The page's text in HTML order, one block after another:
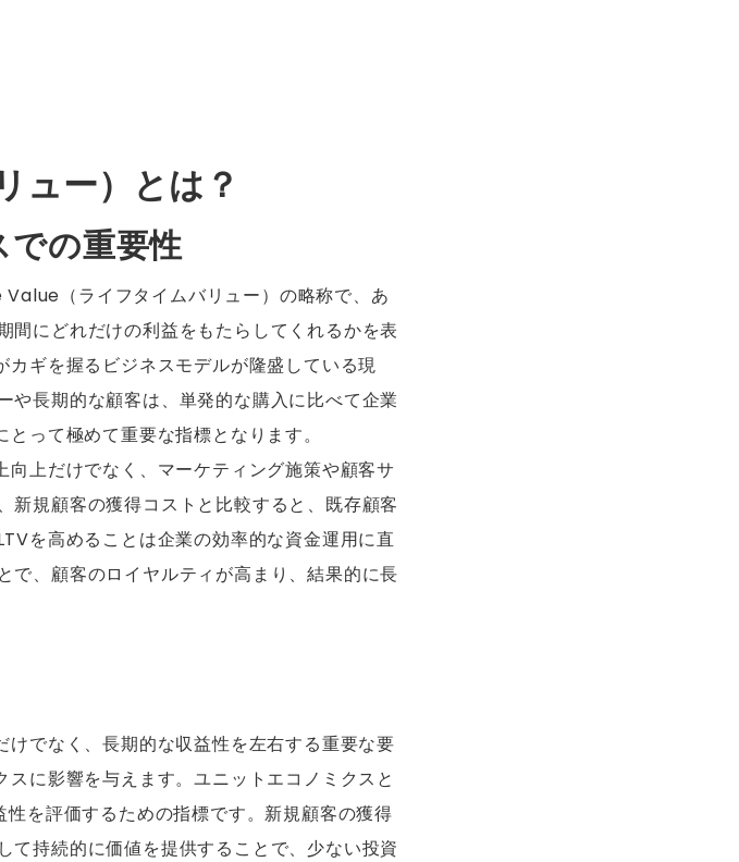
ュー）とは？
での重要性
（ライフタイムバリュー）の略称で、あ
間にどれだけの利益をもたらしてくれるかを表
カギを握るビジネスモデルが隆盛している現
長期的な顧客は、単発的な購入に比べて企業
って極めて重要な指標となります。
上だけでなく、マーケティング施策や顧客サ
新規顧客の獲得コストと比較すると、既存顧客
を高めることは企業の効率的な資金運用に直
で、顧客のロイヤルティが高まり、結果的に長
でなく、長期的な収益性を左右する重要な要
に影響を与えます。ユニットエコノミクスと
を評価するための指標です。新規顧客の獲得
て持続的に価値を提供することで、少ない投資